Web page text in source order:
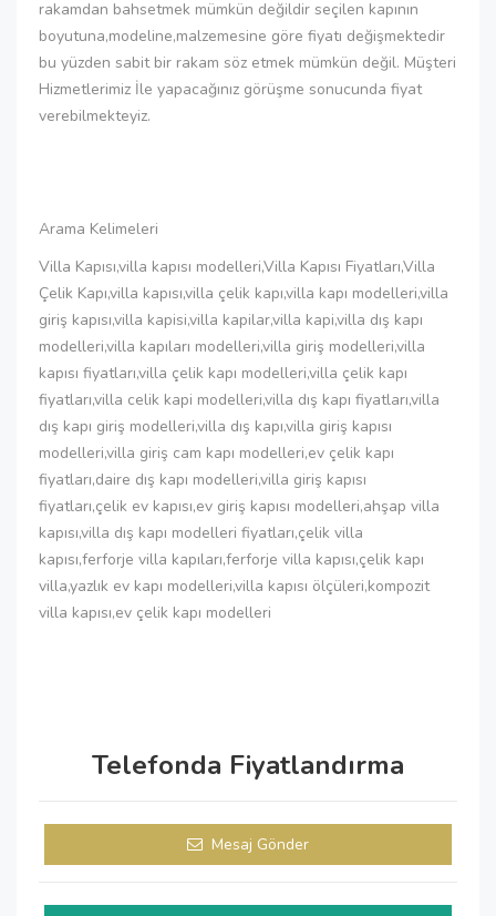
rakamdan bahsetmek mümkün değildir seçilen kapının
boyutuna,modeline,malzemesine göre fiyatı değişmektedir
bu yüzden sabit bir rakam söz etmek mümkün değil. Müşteri
Hizmetlerimiz İle yapacağınız görüşme sonucunda fiyat
verebilmekteyiz.
Arama Kelimeleri
Villa Kapısı,villa kapısı modelleri,Villa Kapısı Fiyatları,Villa
Çelik Kapı,villa kapısı,villa çelik kapı,villa kapı modelleri,villa
giriş kapısı,villa kapisi,villa kapilar,villa kapi,villa dış kapı
modelleri,villa kapıları modelleri,villa giriş modelleri,villa
kapısı fiyatları,villa çelik kapı modelleri,villa çelik kapı
fiyatları,villa celik kapi modelleri,villa dış kapı fiyatları,villa
dış kapı giriş modelleri,villa dış kapı,villa giriş kapısı
modelleri,villa giriş cam kapı modelleri,ev çelik kapı
fiyatları,daire dış kapı modelleri,villa giriş kapısı
fiyatları,çelik ev kapısı,ev giriş kapısı modelleri,ahşap villa
kapısı,villa dış kapı modelleri fiyatları,çelik villa
kapısı,ferforje villa kapıları,ferforje villa kapısı,çelik kapı
villa,yazlık ev kapı modelleri,villa kapısı ölçüleri,kompozit
villa kapısı,ev çelik kapı modelleri
Telefonda Fiyatlandırma
Mesaj Gönder